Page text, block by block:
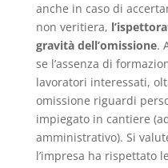
anche in caso di
non veritiera,
gravità dell’omissione.
se l’assenza di
lavoratori interessati,
omissione riguardi
impiegato in cantiere
amministrativo). Si
l’impresa ha rispettato